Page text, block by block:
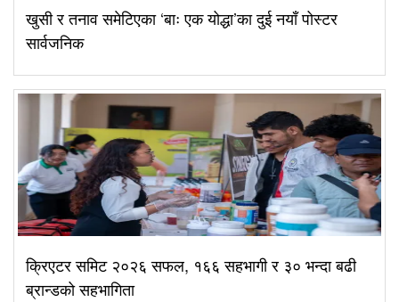
खुसी र तनाव समेटिएका ‘बाः एक योद्धा’का दुई नयाँ पोस्टर
सार्वजनिक
क्रिएटर समिट २०२६ सफल, १६६ सहभागी र ३० भन्दा बढी
ब्रान्डको सहभागिता